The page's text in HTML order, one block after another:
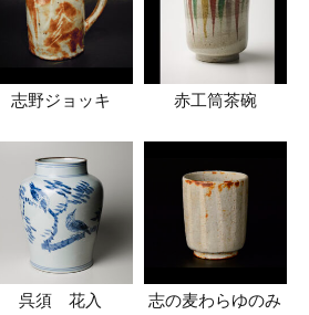
志野ジョッキ 赤工筒茶碗
呉須 花入 志の麦わらゆのみ